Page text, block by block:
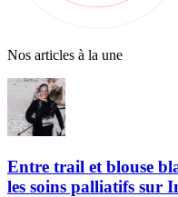
Nos articles à la une
Entre trail et blouse
les soins palliatifs sur